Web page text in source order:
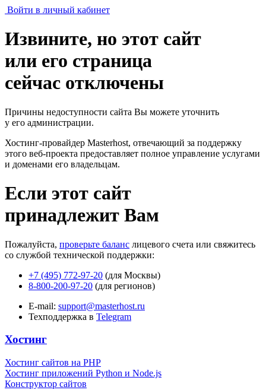
Войти в личный кабинет
Извините, но этот сайт
или его страница
сейчас отключены
Причины недоступности сайта Вы можете уточнить
у его администрации.
Хостинг-провайдер Masterhost, отвечающий за поддержку
этого веб-проекта предоставляет полное управление услугами
и доменами его владельцам.
Если этот сайт
принадлежит Вам
Пожалуйста, проверьте баланс лицевого счета или свяжитесь
со службой технической поддержки:
+7 (495) 772-97-20 (для Москвы)
8-800-200-97-20 (для регионов)
E-mail: support@masterhost.ru
Техподдержка в Telegram
Хостинг
Хостинг сайтов на PHP
Хостинг приложений Python и Node.js
Конструктор сайтов